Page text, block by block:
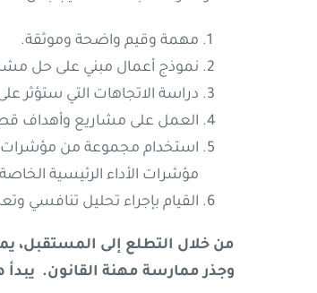
مهمة وقيم واضحة وموثقة.
نموذج أعمال مبني على حل
دراسة الاتجاهات التي ستؤثر
العمل على مشاريع وأهداف
مؤشرات الأداء الرئيسية
القيام بإجراء تحليل تنافسي
من خلال التطلع إلى المستقبل،
وجذر ممارسة مهنة القانون.